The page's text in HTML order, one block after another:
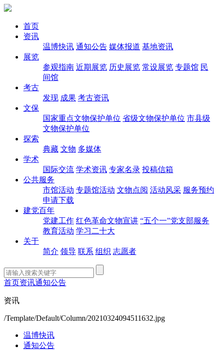
首页
资讯
温博快讯 通知公告 媒体报道 基地资讯
展览
参观指南 近期展览 历史展览 常设展览 专题馆 民
间馆
考古
发现 成果 考古资讯
文保
国家重点文物保护单位 省级文物保护单位 市县级
文物保护单位
探索
典藏 文物 多媒体
学术
国际交流 学术资讯 专家名录 投稿信箱
公共服务
市馆活动 专题馆活动 文物点阅 活动风采 服务预约
申请下载
建党百年
党建工作 红色革命文物宣讲 “五个一”党支部服务
教育活动 学习二十大
关于
简介 领导 联系 组织 志愿者
首页资讯通知公告
资讯
/Template/Default/Column/20210324094511632.jpg
温博快讯
通知公告